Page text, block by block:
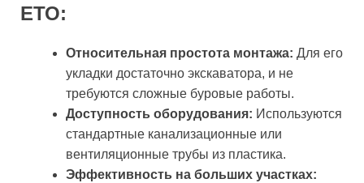
ЕТО:
Относительная простота монтажа: Для его
укладки достаточно экскаватора, и не
требуются сложные буровые работы.
Доступность оборудования: Используются
стандартные канализационные или
вентиляционные трубы из пластика.
Эффективность на больших участках: